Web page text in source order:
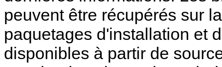
peuvent être récupérés sur
paquetages d'installation et
disponibles à partir de